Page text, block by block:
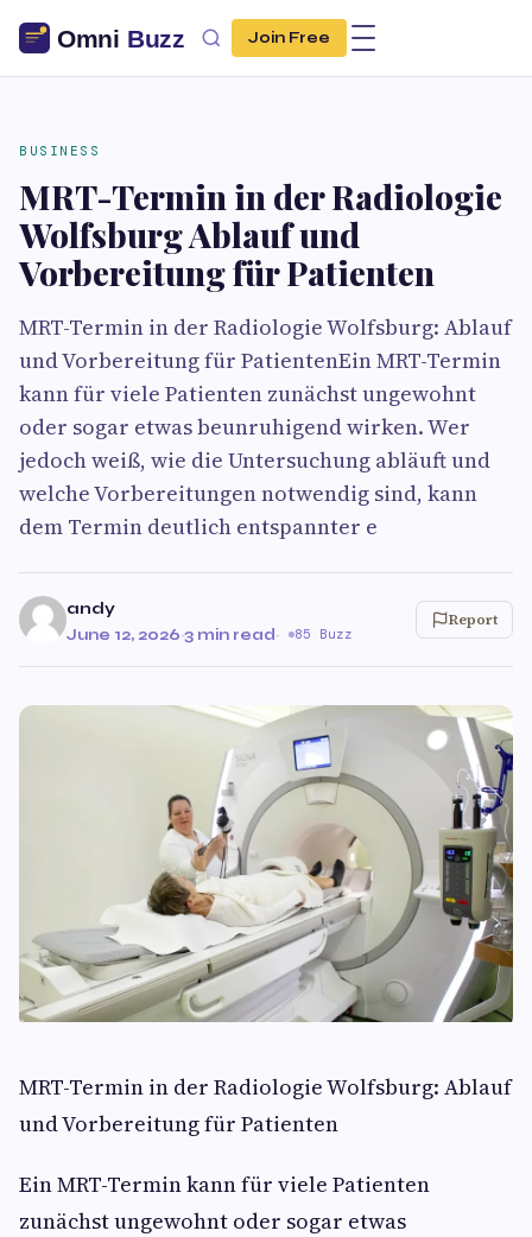
Join Free
BUSINESS
MRT-Termin in der Radiologie
Wolfsburg Ablauf und
Vorbereitung für Patienten
MRT-Termin in der Radiologie Wolfsburg: Ablauf
und Vorbereitung für PatientenEin MRT-Termin
kann für viele Patienten zunächst ungewohnt
oder sogar etwas beunruhigend wirken. Wer
jedoch weiß, wie die Untersuchung abläuft und
welche Vorbereitungen notwendig sind, kann
dem Termin deutlich entspannter e
andy
June 12, 2026·3 min read· 85 Buzz
Report
MRT-Termin in der Radiologie Wolfsburg: Ablauf
und Vorbereitung für Patienten
Ein MRT-Termin kann für viele Patienten
zunächst ungewohnt oder sogar etwas